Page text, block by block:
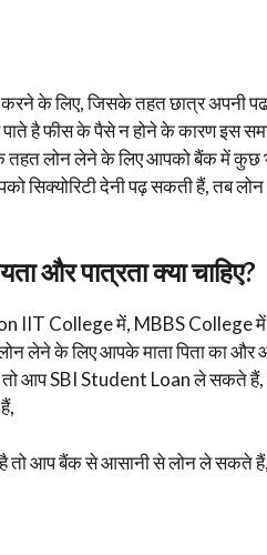
के लिए, जिसके तहत छात्र अपनी
है फीस के पैसे न होने के कारण इस
लोन लेने के लिए आपको बैंक में कुछ
देनी पढ़ सकती हैं, तब लोन
और पात्रता क्या चाहिए?
IIT College में, MBBS College
लेने के लिए आपके माता पिता का
है तो आप SBI Student Loan ले
तो आप बैंक से आसानी से लोन ले सकते